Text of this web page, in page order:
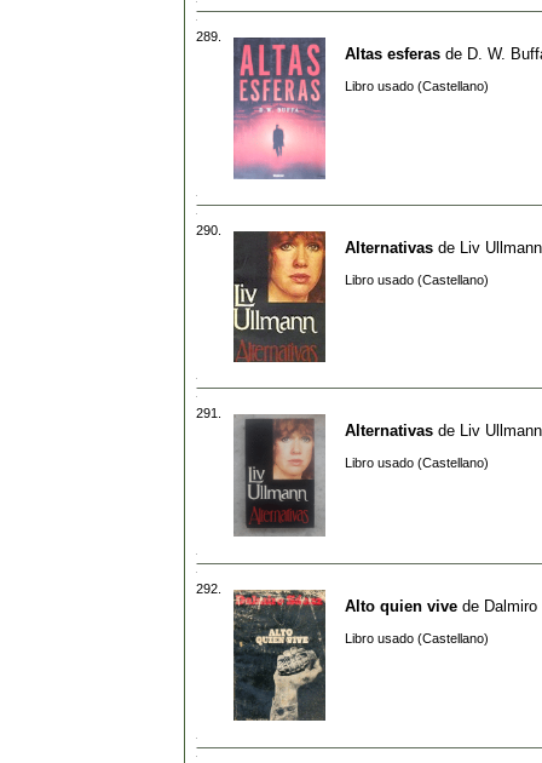
289.
Altas esferas de D. W.
Libro usado (Castellano)
290.
Alternativas de Liv Ullmann
Libro usado (Castellano)
291.
Alternativas de Liv Ullmann
Libro usado (Castellano)
292.
Alto quien vive de
Libro usado (Castellano)